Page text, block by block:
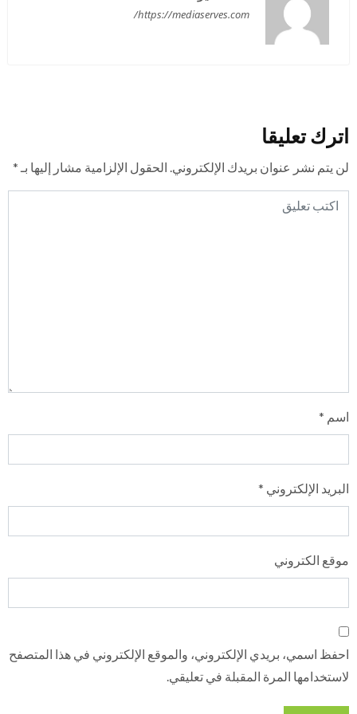
https://mediaserves.com/
اترك تعليقا
لن يتم نشر عنوان بريدك الإلكتروني. الحقول الإلزامية مشار إليها بـ *
اسم *
البريد الإلكتروني *
موقع الكتروني
احفظ اسمي، بريدي الإلكتروني، والموقع الإلكتروني في هذا المتصفح
لاستخدامها المرة المقبلة في تعليقي.